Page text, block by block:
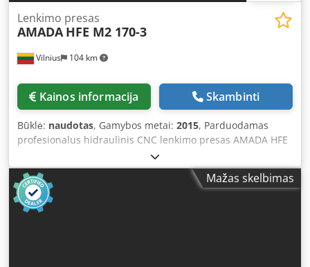
Vilnius 104 km
Lenkimo presas
AMADA HFE M2 170-3
Kainos informacija Skambinti
Būklė: naudotas, Gamybos metai: 2015, Parduodamas
profesionalus hidraulinis CNC lenkimo presas AMADA HFE
M2 170-3 Staklės pilnai veikiančios, visuomet prižiūrėtas
Amada serviso. Galima apžiūrėti ir išbandyti. Staklės
parduodamos be įrankių. Įrankius galime pasiūlyti naujus,
pagal Jūsų poreikius. Pagrindinė informacija Gamintojas:
AMADA Modelis: HFE M2 170-3 Pagaminimo data: 2015.06
Mažas skelbimas